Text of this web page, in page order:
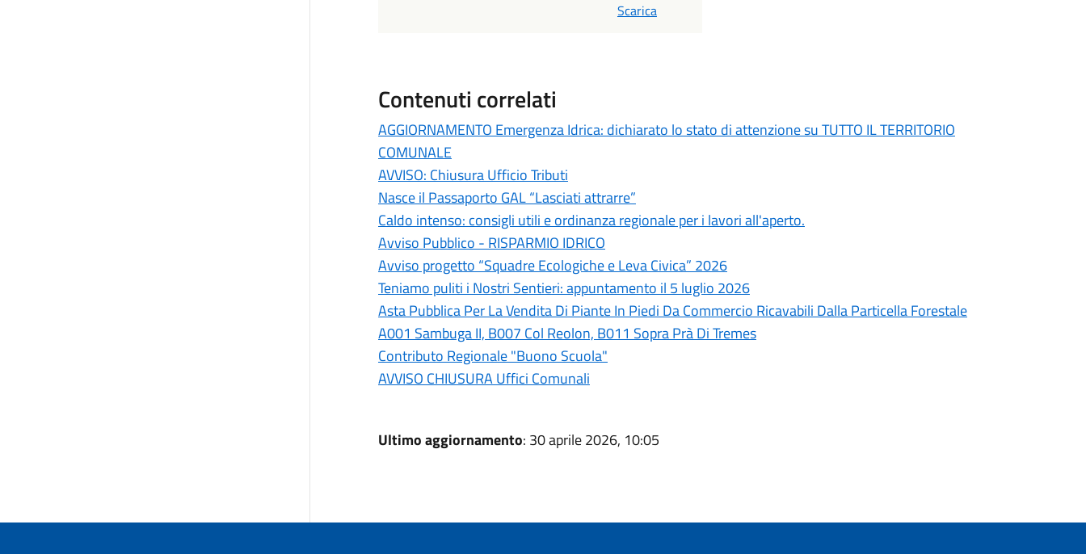
Scarica
Contenuti correlati
AGGIORNAMENTO Emergenza Idrica: dichiarato lo stato di attenzione su TUTTO IL TERRITORIO
COMUNALE
AVVISO: Chiusura Ufficio Tributi
Nasce il Passaporto GAL “Lasciati attrarre”
Caldo intenso: consigli utili e ordinanza regionale per i lavori all'aperto.
Avviso Pubblico - RISPARMIO IDRICO
Avviso progetto “Squadre Ecologiche e Leva Civica” 2026
Teniamo puliti i Nostri Sentieri: appuntamento il 5 luglio 2026
Asta Pubblica Per La Vendita Di Piante In Piedi Da Commercio Ricavabili Dalla Particella Forestale
A001 Sambuga II, B007 Col Reolon, B011 Sopra Prà Di Tremes
Contributo Regionale "Buono Scuola"
AVVISO CHIUSURA Uffici Comunali
Ultimo aggiornamento: 30 aprile 2026, 10:05